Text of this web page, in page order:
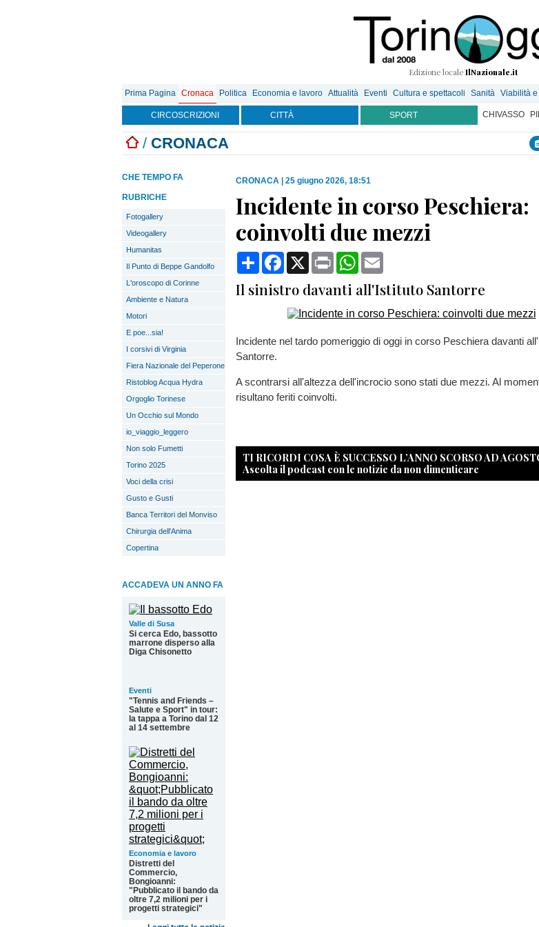
Edizione locale IlNazionale.it
Prima Pagina Cronaca Politica Economia e lavoro Attualità Eventi Cultura e spettacoli Sanità Viabilità e
CIRCOSCRIZIONI CITTÀ SPORT CHIVASSO
/ CRONACA
CHE TEMPO FA
RUBRICHE
Fotogallery
Videogallery
Humanitas
Il Punto di Beppe Gandolfo
L'oroscopo di Corinne
Ambiente e Natura
Motori
E poe...sia!
I corsivi di Virginia
Fiera Nazionale del Peperone
Ristoblog Acqua Hydra
Orgoglio Torinese
Un Occhio sul Mondo
io_viaggio_leggero
Non solo Fumetti
Torino 2025
Voci della crisi
Gusto e Gusti
Banca Territori del Monviso
Chirurgia dell'Anima
Copertina
ACCADEVA UN ANNO FA
Valle di Susa
Si cerca Edo, bassotto
marrone disperso alla
Diga Chisonetto
Eventi
"Tennis and Friends –
Salute e Sport" in tour:
la tappa a Torino dal 12
al 14 settembre
Economia e lavoro
Distretti del
Commercio,
Bongioanni:
"Pubblicato il bando da
oltre 7,2 milioni per i
progetti strategici"
CRONACA 25 giugno 2026, 18:51
Incidente in corso Peschiera:
coinvolti due mezzi
CondividiFacebook
X Print WhatsApp
Il sinistro davanti all'Istituto Santorre
Incidente nel tardo pomeriggio di oggi in corso Peschiera davanti
Santorre.
A scontrarsi all'altezza dell'incrocio sono stati due mezzi. Al
risultano feriti coinvolti.
TI RICORDI COSA È SUCCESSO L’ANNO SCORSO AD
Ascolta il podcast con le notizie da non dimenticare